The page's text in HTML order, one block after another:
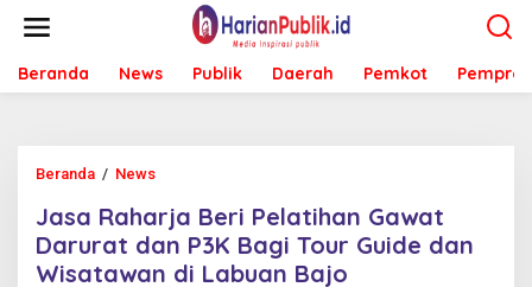
t
Beranda News Publik Daerah Pemkot Pemprov
Beranda / News
s
a
R
a
Jasa Raharja Beri Pelatihan Gawat
Darurat dan P3K Bagi Tour Guide dan
Wisatawan di Labuan Bajo